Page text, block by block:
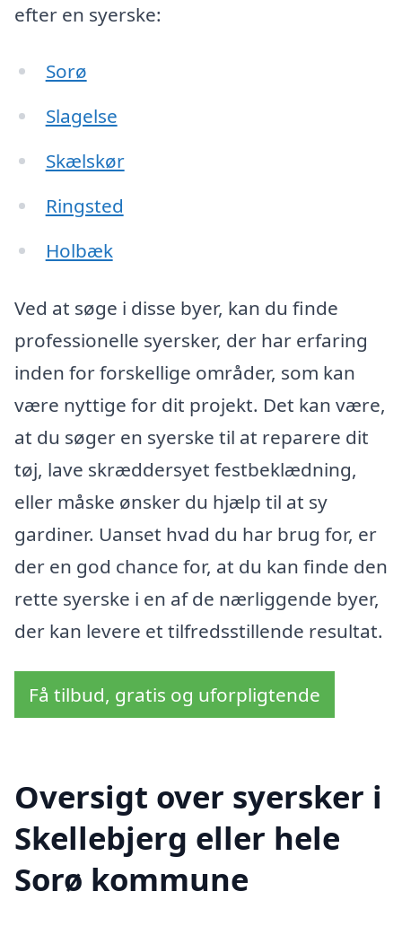
efter en syerske:
Sorø
Slagelse
Skælskør
Ringsted
Holbæk
Ved at søge i disse byer, kan du finde
professionelle syersker, der har erfaring
inden for forskellige områder, som kan
være nyttige for dit projekt. Det kan være,
at du søger en syerske til at reparere dit
tøj, lave skræddersyet festbeklædning,
eller måske ønsker du hjælp til at sy
gardiner. Uanset hvad du har brug for, er
der en god chance for, at du kan finde den
rette syerske i en af de nærliggende byer,
der kan levere et tilfredsstillende resultat.
Få tilbud, gratis og uforpligtende
Oversigt over syersker i
Skellebjerg eller hele
Sorø kommune